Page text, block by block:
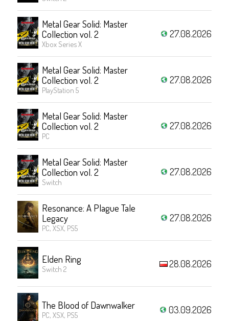
Metal Gear Solid: Master
Collection vol. 2
Xbox Series X
27.08.2026
Metal Gear Solid: Master
Collection vol. 2
PlayStation 5
27.08.2026
Metal Gear Solid: Master
Collection vol. 2
PC
27.08.2026
Metal Gear Solid: Master
Collection vol. 2
Switch
27.08.2026
Resonance: A Plague Tale
Legacy
PC, XSX, PS5
27.08.2026
Elden Ring
Switch 2 28.08.2026
The Blood of Dawnwalker
PC, XSX, PS5 03.09.2026